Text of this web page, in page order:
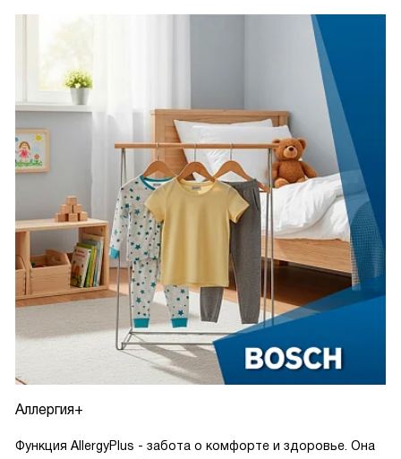
Аллергия+
Функция AllergyPlus - забота о комфорте и здоровье. Она